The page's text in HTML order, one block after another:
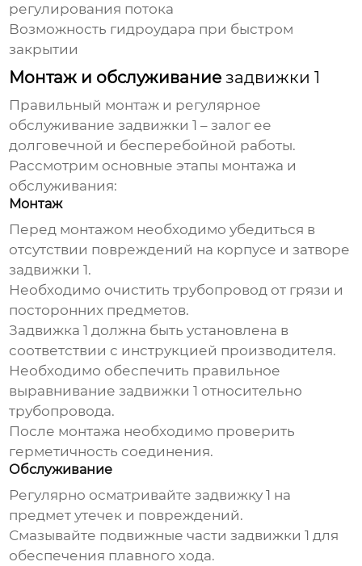
регулирования потока
Возможность гидроудара при быстром
закрытии
Монтаж и обслуживаниезадвижки 1
Правильный монтаж и регулярное
обслуживаниезадвижки 1 – залог ее
долговечной и бесперебойной работы.
Рассмотрим основные этапы монтажа и
обслуживания:
Монтаж
Перед монтажом необходимо убедиться в
отсутствии повреждений на корпусе и затворе
задвижки 1.
Необходимо очистить трубопровод от грязи и
посторонних предметов.
Задвижка 1 должна быть установлена в
соответствии с инструкцией производителя.
Необходимо обеспечить правильное
выравниваниезадвижки 1 относительно
трубопровода.
После монтажа необходимо проверить
герметичность соединения.
Обслуживание
Регулярно осматривайтезадвижку 1 на
предмет утечек и повреждений.
Смазывайте подвижные частизадвижки 1 для
обеспечения плавного хода.